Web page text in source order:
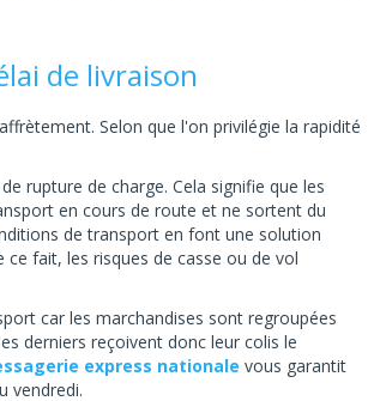
de livraison
Selon que l'on privilégie la rapidité
rupture de charge. Cela signifie que les
en cours de route et ne sortent du
de transport en font une solution
fait, les risques de casse ou de vol
car les marchandises sont regroupées
derniers reçoivent donc leur colis le
express nationale vous garantit
vendredi.